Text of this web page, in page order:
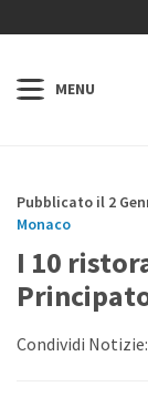
Pubblicato il 2
Monaco
I 10
Condividi Notizie: